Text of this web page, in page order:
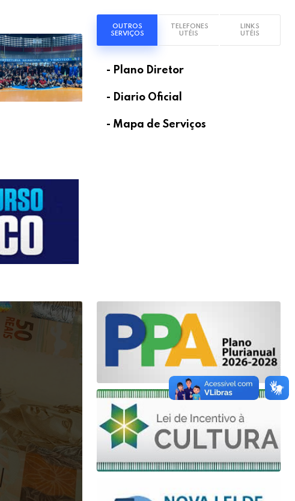
OUTROS
SERVIÇOS
TELEFONES
UTÉIS
LINKS
UTÉIS
- Plano Diretor
- Diario Oficial
- Mapa de Serviços